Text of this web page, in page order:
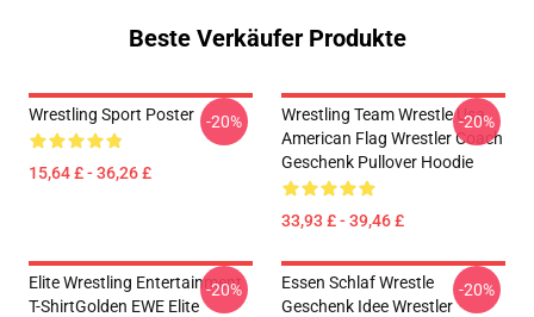
Beste Verkäufer Produkte
Wrestling Sport Poster
15,64 £ - 36,26 £
-20%
Wrestling Team Wrestle Usa
American Flag Wrestler Coach
Geschenk Pullover Hoodie
33,93 £ - 39,46 £
-20%
Elite Wrestling Entertainment
T-ShirtGolden EWE Elite
-20%
Essen Schlaf Wrestle
Geschenk Idee Wrestler
-20%